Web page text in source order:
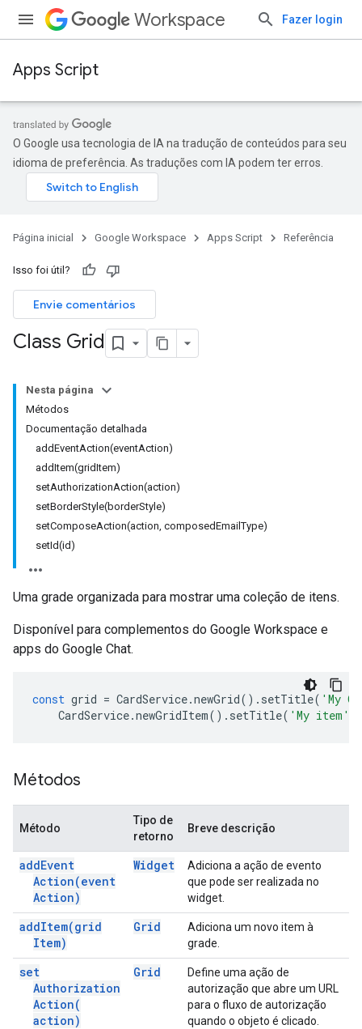
Workspace Fazer login
Apps Script
O Google usa tecnologia de IA na tradução de conteúdos para seu
idioma de preferência. As traduções com IA podem ter erros.
Página inicial Google Workspace Apps Script Referência
Isso foi útil?
Envie comentários
Class Grid
Nesta página
Métodos
Documentação detalhada
addEventAction(eventAction)
addItem(gridItem)
setAuthorizationAction(action)
setBorderStyle(borderStyle)
setComposeAction(action, composedEmailType)
setId(id)
Uma grade organizada para mostrar uma coleção de itens.
Disponível para complementos do Google Workspace e
apps do Google Chat.
const grid = CardService.newGrid(). setTitle( 'My
CardService.newGridItem(). setTitle( 'My item'
Métodos
Método
Tipo de
retorno
Breve descrição
addEvent
Action(event
Action)
Widget
Adiciona a ação de evento
que pode ser realizada no
widget.
addItem(grid
Item)
Grid
Adiciona um novo item à
grade.
set
Authorization
Action(
action)
Grid
Define uma ação de
autorização que abre um URL
para o fluxo de autorização
quando o objeto é clicado.